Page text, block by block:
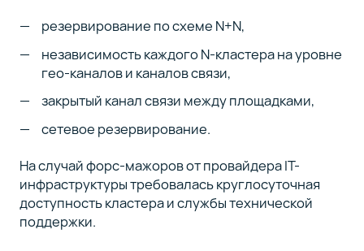
резервирование по схеме N+N,
независимость каждого N-кластера на уровне
гео-каналов и каналов связи,
закрытый канал связи между площадками,
сетевое резервирование.
На случай форс-мажоров от провайдера IT-
инфраструктуры требовалась круглосуточная
доступность кластера и службы технической
поддержки.